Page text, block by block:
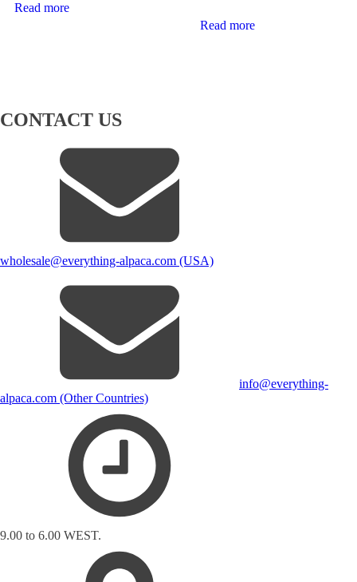
Read more
Read more
CONTACT US
wholesale@everything-alpaca.com (USA)
info@everything-
alpaca.com (Other Countries)
9.00 to 6.00 WEST.